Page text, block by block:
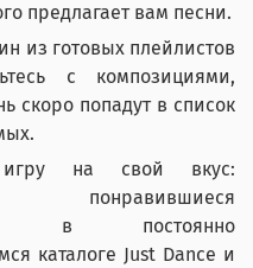
предлагает вам песни.
из готовых плейлистов
с композициями,
скоро попадут в список
игру на свой вкус:
понравившиеся
в постоянно
каталоге Just Dance и